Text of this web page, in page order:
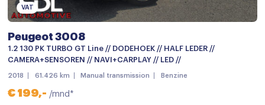
Airbag(s) side voor
Airbag bestuurder
Airbag passagier
Alarm klasse 1(startblokkering)
Anti Blokkeer Systeem
VAT
Peugeot 3008
1.2 130 PK TURBO GT Line // DODEHOEK // HALF LEDER //
CAMERA+SENSOREN // NAVI+CARPLAY // LED //
2018 61.426 km Manual transmission Benzine
€ 199,- /mnd*